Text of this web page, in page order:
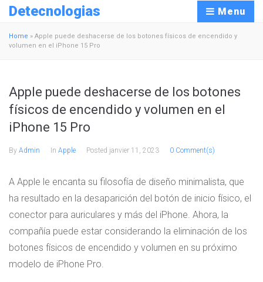
Detecnologias Menu
Home » Apple puede deshacerse de los botones físicos de encendido y
volumen en el iPhone 15 Pro
Apple puede deshacerse de los botones
físicos de encendido y volumen en el
iPhone 15 Pro
By Admin In Apple Posted janvier 11, 2023 0 Comment(s)
A Apple le encanta su filosofía de diseño minimalista, que
ha resultado en la desaparición del botón de inicio físico, el
conector para auriculares y más del iPhone. Ahora, la
compañía puede estar considerando la eliminación de los
botones físicos de encendido y volumen en su próximo
modelo de iPhone Pro.